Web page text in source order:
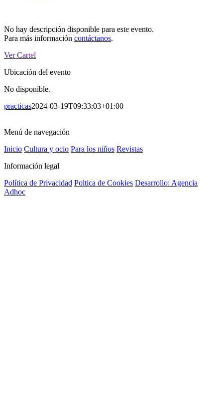
No hay descripción disponible para este evento.
Para más información contáctanos.
Ver Cartel
Ubicación del evento
No disponible.
practicas2024-03-19T09:33:03+01:00
Menú de navegación
Inicio Cultura y ocio Para los niños Revistas
Información legal
Política de Privacidad Poltica de Cookies Desarrollo: Agencia
Adhoc